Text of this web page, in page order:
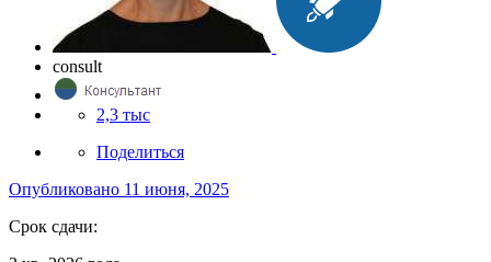
consult
2,3 тыс
Поделиться
Опубликовано 11 июня, 2025
Срок сдачи: